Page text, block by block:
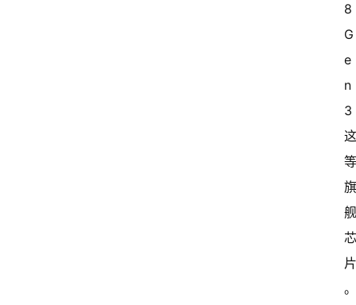
8
G
e
n
3